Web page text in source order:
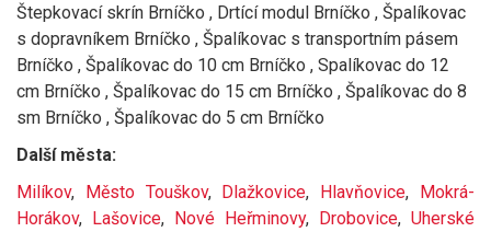
Štepkovací skrín Brníčko , Drtící modul Brníčko , Špalíkovac
s dopravníkem Brníčko , Špalíkovac s transportním pásem
Brníčko , Špalíkovac do 10 cm Brníčko , Spalíkovac do 12
cm Brníčko , Špalíkovac do 15 cm Brníčko , Špalíkovac do 8
sm Brníčko , Špalíkovac do 5 cm Brníčko
Další města:
Milíkov, Město Touškov, Dlažkovice, Hlavňovice, Mokrá-
Horákov, Lašovice, Nové Heřminovy, Drobovice, Uherské